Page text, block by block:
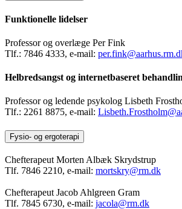
Funktionelle lidelser
Professor og overlæge Per Fink
Tlf.: 7846 4333, e-mail:
Helbredsangst og internetbaseret
Professor og ledende psykolog Lisbeth
Tlf.: 2261 8875, e-mail:
Fysio- og ergoterapi
Chefterapeut Morten Albæk Skrydstrup
Tlf. 7846 2210, e-mail: mortskry@rm.dk
Chefterapeut Jacob Ahlgreen Gram
Tlf. 7845 6730, e-mail: jacola@rm.dk